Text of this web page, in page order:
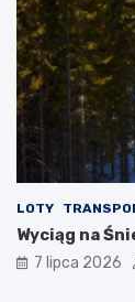
LOTY
Wyciąg na
7 lipca 2026